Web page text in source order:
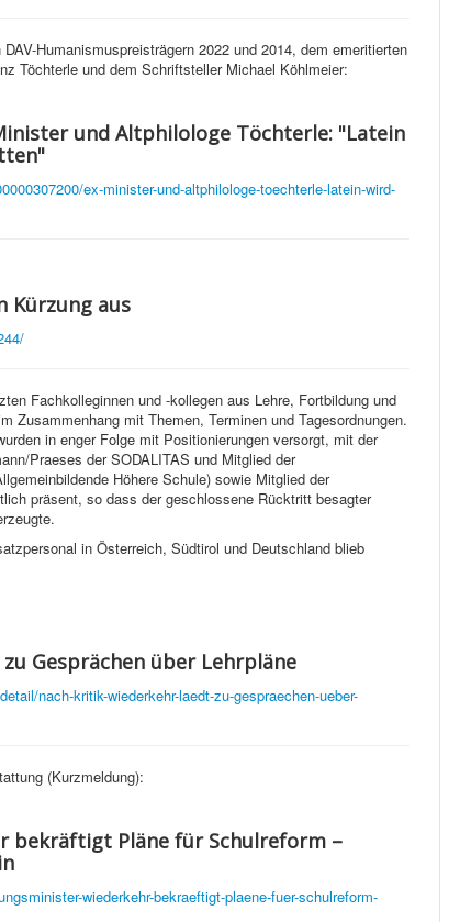
Humanismuspreisträgern 2022 und 2014, dem emeritierten
Töchterle und dem Schriftsteller Michael Köhlmeier:
Minister und Altphilologe Töchterle: "Latein
ex-minister-und-altphilologe-toechterle-latein-wird-
Kürzung aus
Fachkolleginnen und -kollegen aus Lehre, Fortbildung und
Zusammenhang mit Themen, Terminen und Tagesordnungen.
in enger Folge mit Positionierungen versorgt, mit der
Praeses der SODALITAS und Mitglied der
Höhere Schule) sowie Mitglied der
präsent, so dass der geschlossene Rücktritt besagter
in Österreich, Südtirol und Deutschland blieb
Gesprächen über Lehrpläne
nach-kritik-wiederkehr-laedt-zu-gespraechen-ueber-
(Kurzmeldung):
bekräftigt Pläne für Schulreform –
wiederkehr-bekraeftigt-plaene-fuer-schulreform-